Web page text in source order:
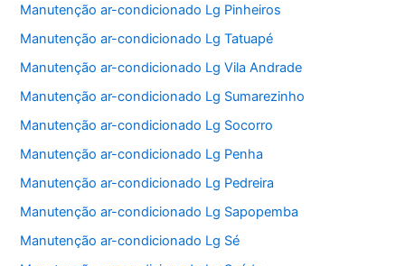
Manutenção ar-condicionado Lg Pinheiros
Manutenção ar-condicionado Lg Tatuapé
Manutenção ar-condicionado Lg Vila Andrade
Manutenção ar-condicionado Lg Sumarezinho
Manutenção ar-condicionado Lg Socorro
Manutenção ar-condicionado Lg Penha
Manutenção ar-condicionado Lg Pedreira
Manutenção ar-condicionado Lg Sapopemba
Manutenção ar-condicionado Lg Sé